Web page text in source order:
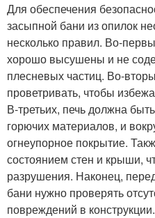
Для обеспечения
засыпной бани из опилок
несколько правил. Во-
хорошо высушены и не
плесневых частиц. Во-
проветривать, чтобы
В-третьих, печь должна
горючих материалов, и
огнеупорное покрытие.
состоянием стен и крыши,
разрушения. Наконец,
бани нужно проверять
повреждений в конструкции.